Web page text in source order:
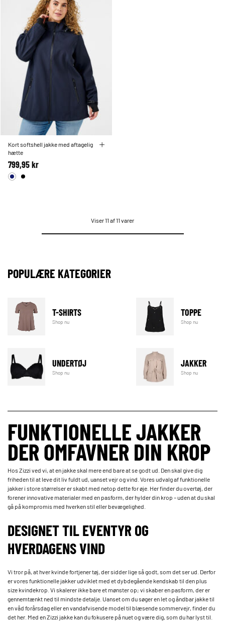
Kort softshell jakke med aftagelig
hætte
799,95 kr
Viser 11 af 11 varer
POPULÆRE KATEGORIER
T-SHIRTS
Shop nu
TOPPE
Shop nu
UNDERTØJ
Shop nu
JAKKER
Shop nu
FUNKTIONELLE JAKKER
DER OMFAVNER DIN KROP
Hos Zizzi ved vi, at en jakke skal mere end bare at se godt ud. Den skal give dig
friheden til at leve dit liv fuldt ud, uanset vejr og vind. Vores udvalg af funktionelle
jakker i store størrelser er skabt med netop dette for øje. Her finder du overtøj, der
forener innovative materialer med en pasform, der hylder din krop – uden at du skal
gå på kompromis med hverken stil eller bevægelighed.
DESIGNET TIL EVENTYR OG
HVERDAGENS VIND
Vi tror på, at hver kvinde fortjener tøj, der sidder lige så godt, som det ser ud. Derfor
er vores funktionelle jakker udviklet med et dybdegående kendskab til den plus
size kvindekrop. Vi skalerer ikke bare et mønster op; vi skaber en pasform, der er
gennemtænkt ned til mindste detalje. Uanset om du søger en let og åndbar jakke til
en våd forårsdag eller en vandafvisende model til blæsende sommervejr, finder du
det her. Med en Zizzi jakke kan du fokusere på nuet og være dig, som du har lyst til.